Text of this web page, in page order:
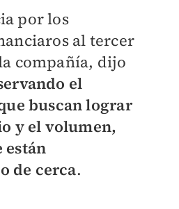
por los
al tercer
compañía, dijo
el
buscan lograr
y el volumen,
están
de cerca.